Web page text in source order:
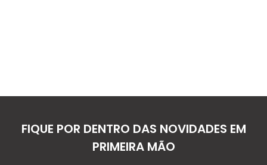
FIQUE POR DENTRO DAS NOVIDADES EM
PRIMEIRA MÃO